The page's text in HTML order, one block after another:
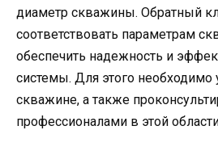
диаметр скважины. Обратный
соответствовать параметрам
обеспечить надежность и
системы. Для этого необходимо
скважине, а также
профессионалами в этой